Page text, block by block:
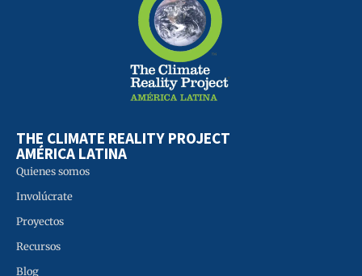
THE CLIMATE REALITY PROJECT
AMÉRICA LATINA
Quienes somos
Involúcrate
Proyectos
Recursos
Blog